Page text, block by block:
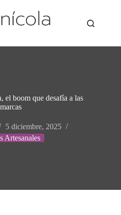
el boom que desafía a las
5 diciembre, 2025
Artesanales